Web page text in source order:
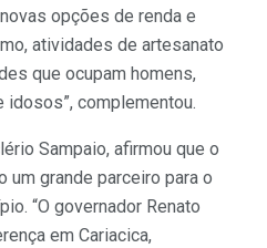
opções de renda e
atividades de artesanato
que ocupam homens,
idosos”, complementou.
Sampaio, afirmou que o
um grande parceiro para o
“O governador Renato
em Cariacica,